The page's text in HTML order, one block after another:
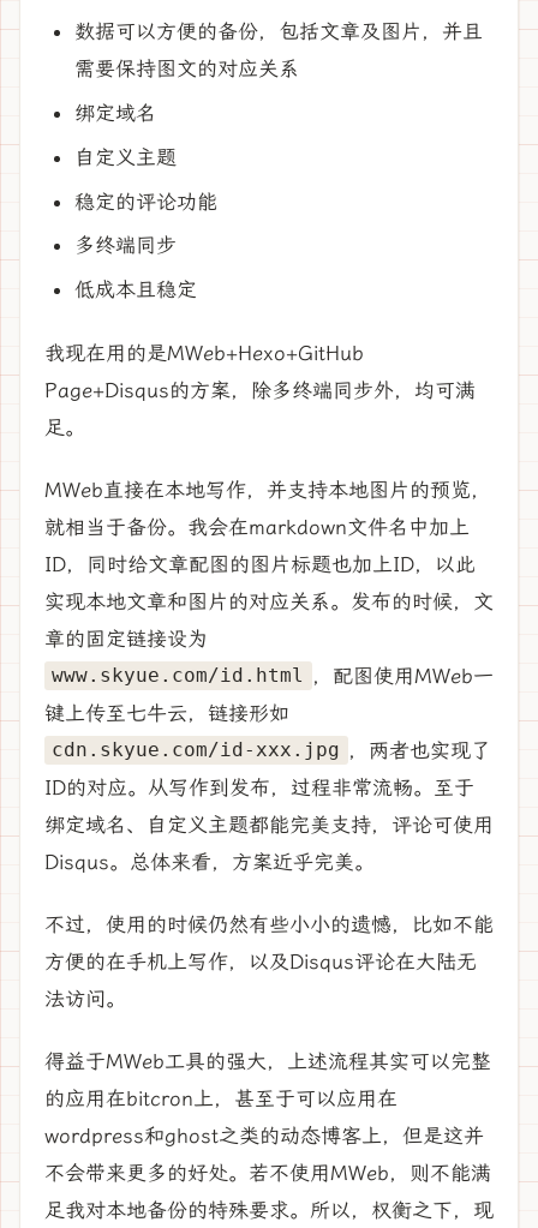
数据可以方便的备份，包括文章及图片，并且
需要保持图文的对应关系
绑定域名
自定义主题
稳定的评论功能
多终端同步
低成本且稳定
我现在用的是MWeb+Hexo+GitHub
Page+Disqus的方案，除多终端同步外，均可满
足。
MWeb直接在本地写作，并支持本地图片的预览，
就相当于备份。我会在markdown文件名中加上
ID，同时给文章配图的图片标题也加上ID，以此
实现本地文章和图片的对应关系。发布的时候，文
章的固定链接设为
www.skyue.com/id.html ，配图使用MWeb一
键上传至七牛云，链接形如
cdn.skyue.com/id-xxx.jpg ，两者也实现了
ID的对应。从写作到发布，过程非常流畅。至于
绑定域名、自定义主题都能完美支持，评论可使用
Disqus。总体来看，方案近乎完美。
不过，使用的时候仍然有些小小的遗憾，比如不能
方便的在手机上写作，以及Disqus评论在大陆无
法访问。
得益于MWeb工具的强大，上述流程其实可以完整
的应用在bitcron上，甚至于可以应用在
wordpress和ghost之类的动态博客上，但是这并
不会带来更多的好处。若不使用MWeb，则不能满
足我对本地备份的特殊要求。所以，权衡之下，现